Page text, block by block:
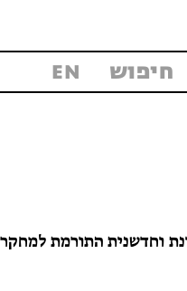
חיפוש EN
וחדשנית התורמת